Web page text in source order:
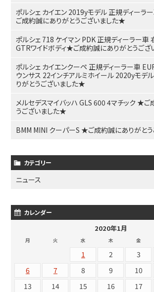
ポルシェ カイエン 2019yモデル 正規ディーラ
ご成約誠にありがとうございました★
ポルシェ 718 ケイマン PDK 正規ディーラー車
GTRワイドボディ★ご成約誠にありがとうご
ポルシェ カイエンクーペ 正規ディーラー車
ウンサス 22インチアルミホイール 2020yモデ
りがとうございました★
メルセデスマイバッハ GLS 600 4マチック ★
うございました★
BMM MINI クーパーS ★ご成約誠にありがと
カテゴリー
ニュース
カレンダー
2020年1月
月 火 水 木 金
1 2 3
6
7 8 9 10
13
14 15 16 17